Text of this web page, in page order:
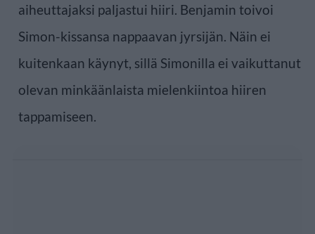
aiheuttajaksi paljastui hiiri. Benjamin toivoi
Simon-kissansa nappaavan jyrsijän. Näin ei
kuitenkaan käynyt, sillä Simonilla ei vaikuttanut
olevan minkäänlaista mielenkiintoa hiiren
tappamiseen.